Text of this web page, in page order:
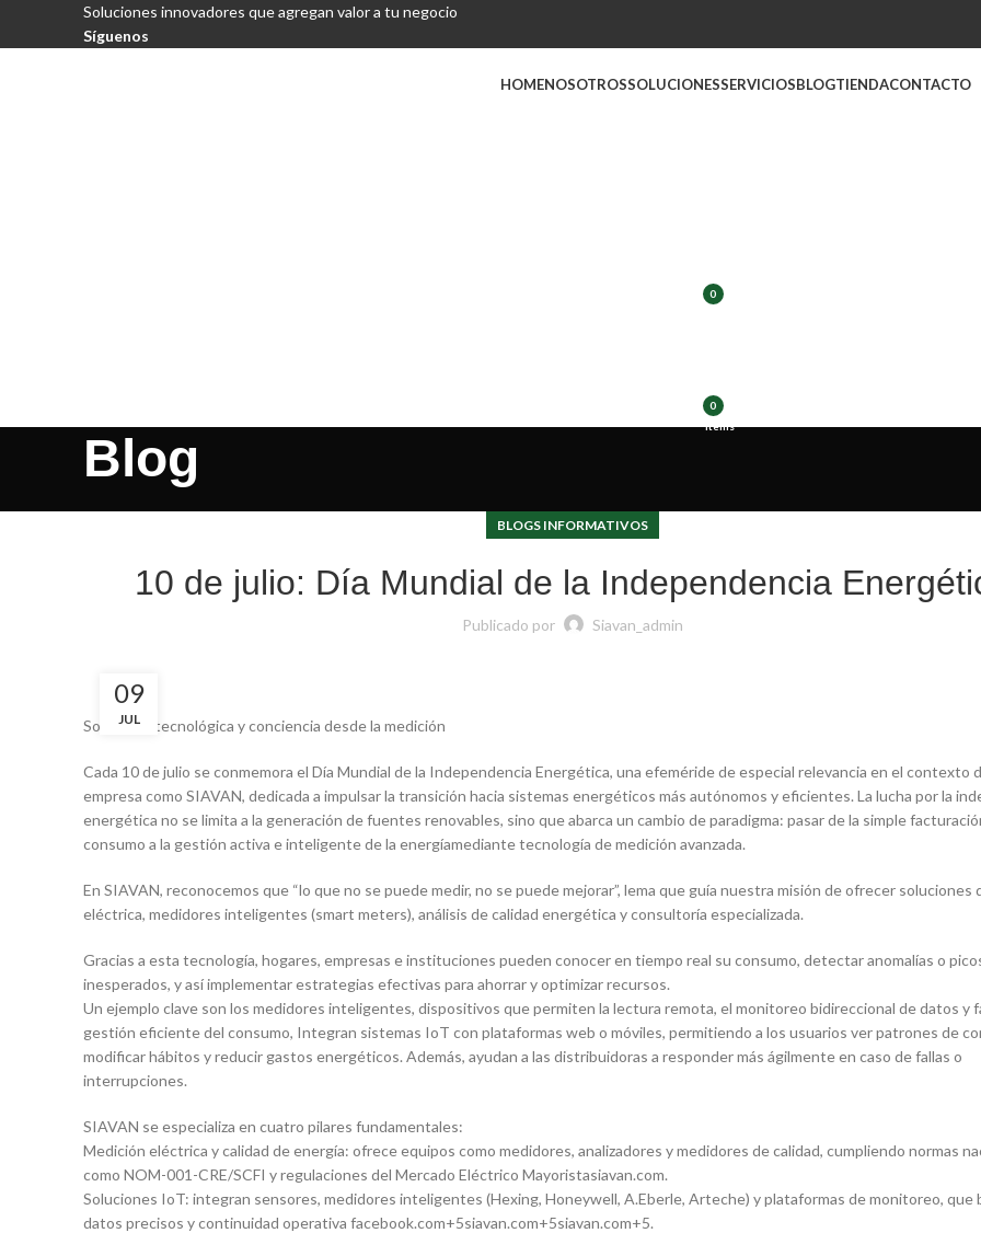
Soluciones innovadores que agregan valor a tu negocio
Síguenos
HOMENOSOTROSSOLUCIONESSERVICIOSBLOGTIENDACONTACTO
0
0
items
Blog
BLOGS INFORMATIVOS
10 de julio: Día Mundial de la Independencia
Publicado por Siavan_admin
09
JUL
Soberanía tecnológica y conciencia desde la medición
Cada 10 de julio se conmemora el Día Mundial de la Independencia Energética, una efeméride de especial relevancia en el contexto
empresa como SIAVAN, dedicada a impulsar la transición hacia sistemas energéticos más autónomos y eficientes. La lucha por la
energética no se limita a la generación de fuentes renovables, sino que abarca un cambio de paradigma: pasar de la simple
consumo a la gestión activa e inteligente de la energíamediante tecnología de medición avanzada.
En SIAVAN, reconocemos que “lo que no se puede medir, no se puede mejorar”, lema que guía nuestra misión de ofrecer soluciones
eléctrica, medidores inteligentes (smart meters), análisis de calidad energética y consultoría especializada.
Gracias a esta tecnología, hogares, empresas e instituciones pueden conocer en tiempo real su consumo, detectar anomalías o
inesperados, y así implementar estrategias efectivas para ahorrar y optimizar recursos.
Un ejemplo clave son los medidores inteligentes, dispositivos que permiten la lectura remota, el monitoreo bidireccional de datos y
gestión eficiente del consumo, Integran sistemas IoT con plataformas web o móviles, permitiendo a los usuarios ver patrones de
modificar hábitos y reducir gastos energéticos. Además, ayudan a las distribuidoras a responder más ágilmente en caso de fallas o
interrupciones.
SIAVAN se especializa en cuatro pilares fundamentales:
Medición eléctrica y calidad de energía: ofrece equipos como medidores, analizadores y medidores de calidad, cumpliendo normas
como NOM-001-CRE/SCFI y regulaciones del Mercado Eléctrico Mayoristasiavan.com.
Soluciones IoT: integran sensores, medidores inteligentes (Hexing, Honeywell, A.Eberle, Arteche) y plataformas de monitoreo, que
datos precisos y continuidad operativa facebook.com+5siavan.com+5siavan.com+5.